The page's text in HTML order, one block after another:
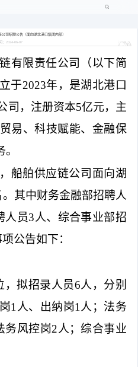
司招聘公告（面向湖北港口集团内部）
：2024-06-07
有限责任公司（以下简
于2023年，是湖北港口
司，注册资本5亿元，主
易、科技赋能、金融保
船舶供应链公司面向湖
其中财务金融部招聘人
人员3人、综合事业部招
公告如下：
拟招录人员6人，分别
1人、出纳岗1人；法务
务风控岗2人；综合事业